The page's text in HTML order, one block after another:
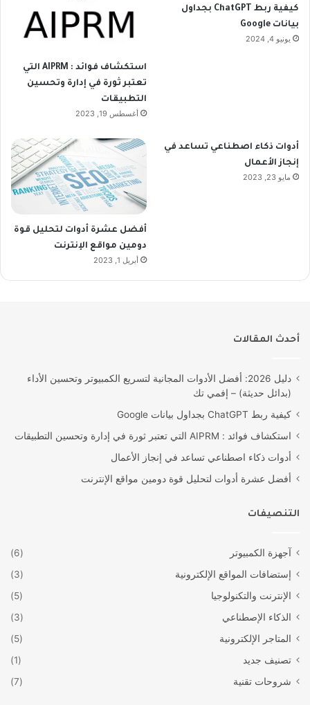
كيفية ربط ChatGPT بجداول
بيانات Google
يونيو 4, 2024
استكشاف فوائد : AIPRM التي
تعتبر ثورة في إدارة وتحسين
التطبيقات
أغسطس 19, 2023
أدوات ذكاء اصطناعي تساعد في
إنجاز الأعمال
مايو 23, 2023
أفضل عشرة أدوات لتحليل قوة
دومين مواقع الإنترنت
أبريل 1, 2023
أحدث المقالات
دليل 2026: أفضل الأدوات المجانية لتسريع الكمبيوتر وتحسين الأداء
(بدائل حديثة) – إفمي تك
كيفية ربط ChatGPT بجداول بيانات Google
استكشاف فوائد : AIPRM التي تعتبر ثورة في إدارة وتحسين التطبيقات
أدوات ذكاء اصطناعي تساعد في إنجاز الأعمال
أفضل عشرة أدوات لتحليل قوة دومين مواقع الإنترنت
التنصيفات
آجهزة الكمبيوتر
(6)
إستضافات المواقع الإلكترونية
(3)
الإنترنت والتكنولوجيا
(5)
الذكاء الإصطناعي
(3)
المتاجر الإلكترونية
(5)
تصنيف جديد
(1)
شروحات تقنية
(7)